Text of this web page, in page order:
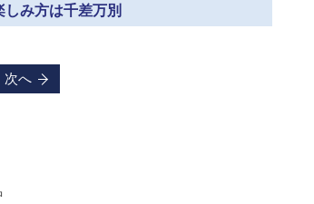
み方は千差万別
次へ